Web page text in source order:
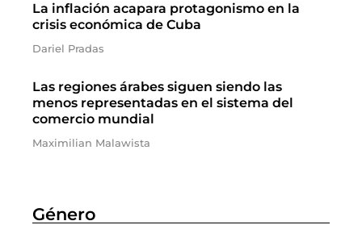
La inflación acapara protagonismo en la
crisis económica de Cuba
Dariel Pradas
Las regiones árabes siguen siendo las
menos representadas en el sistema del
comercio mundial
Maximilian Malawista
Género